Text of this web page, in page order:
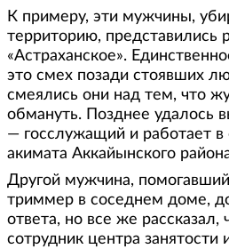
К примеру, эти мужчины,
территорию, представились
«Астраханское».
это смех позади стоявших
смеялись они над тем, что
обмануть. Позднее удалось
— госслужащий и работает в
акимата Аккайынского
Другой мужчина,
триммер в соседнем доме,
ответа, но все же рассказал,
сотрудник центра